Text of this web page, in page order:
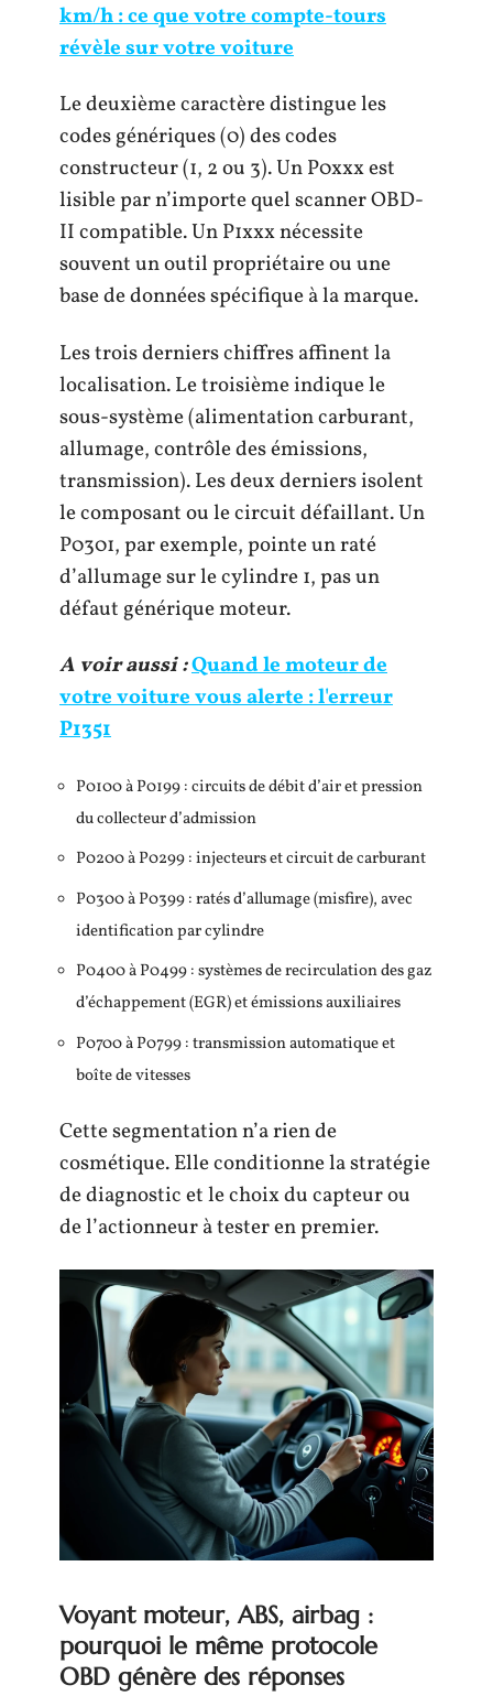
km/h : ce que votre compte-tours
révèle sur votre voiture
Le deuxième caractère distingue les
codes génériques (0) des codes
constructeur (1, 2 ou 3). Un P0xxx est
lisible par n’importe quel scanner OBD-
II compatible. Un P1xxx nécessite
souvent un outil propriétaire ou une
base de données spécifique à la marque.
Les trois derniers chiffres affinent la
localisation. Le troisième indique le
sous-système (alimentation carburant,
allumage, contrôle des émissions,
transmission). Les deux derniers isolent
le composant ou le circuit défaillant. Un
P0301, par exemple, pointe un raté
d’allumage sur le cylindre 1, pas un
défaut générique moteur.
A voir aussi :Quand le moteur de
votre voiture vous alerte : l'erreur
P1351
P0100 à P0199 : circuits de débit d’air et pression
du collecteur d’admission
P0200 à P0299 : injecteurs et circuit de carburant
P0300 à P0399 : ratés d’allumage (misfire), avec
identification par cylindre
P0400 à P0499 : systèmes de recirculation des gaz
d’échappement (EGR) et émissions auxiliaires
P0700 à P0799 : transmission automatique et
boîte de vitesses
Cette segmentation n’a rien de
cosmétique. Elle conditionne la stratégie
de diagnostic et le choix du capteur ou
de l’actionneur à tester en premier.
Voyant moteur, ABS, airbag :
pourquoi le même protocole
OBD génère des réponses